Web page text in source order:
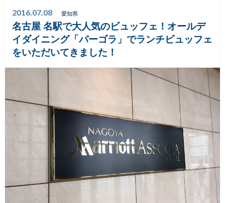
2016.07.08 愛知県
名古屋 名駅で大人気のビュッフェ！オールデ
イダイニング「パーゴラ」でランチビュッフェ
をいただいてきました！